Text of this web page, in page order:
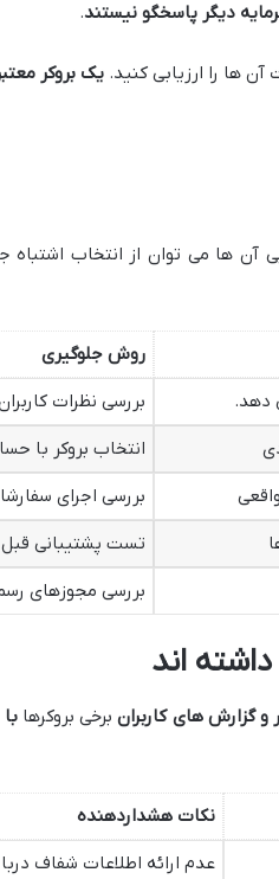
دیگر پاسخگو نیستند.
ها را ارزیابی کنید.یک بروکر
آن ها می توان از انتخاب اشتباه
روش جلوگیری
دهد.
بررسی نظرات
انتخاب بروکر با
بررسی اجرای
تست پشتیبانی
بررسی مجوزهای
اند
گزارش های کاربرانبرخی بروکرها
نکات هشداردهنده
عدم ارائه اطلاعات شفاف